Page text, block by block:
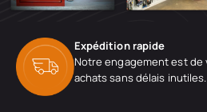
Expédition rapide
Notre engagement est
achats sans délais inutiles.